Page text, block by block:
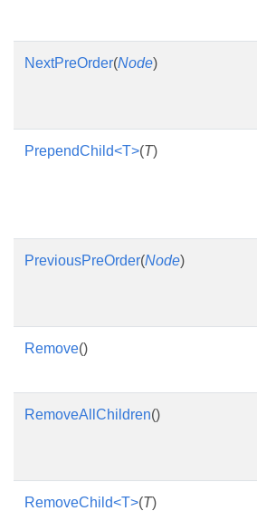
NextPreOrder(Node)
PrependChild<T>(T)
PreviousPreOrder(Node)
Remove()
RemoveAllChildren()
RemoveChild<T>(T)